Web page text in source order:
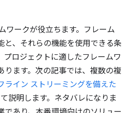
ワークが役立ちます。フレーム
と、それらの機能を使用できる条
プロジェクトに適したフレームワ
ります。次の記事では、複数の複
ライン ストリーミングを備えた
説明します。ネタバレになりま